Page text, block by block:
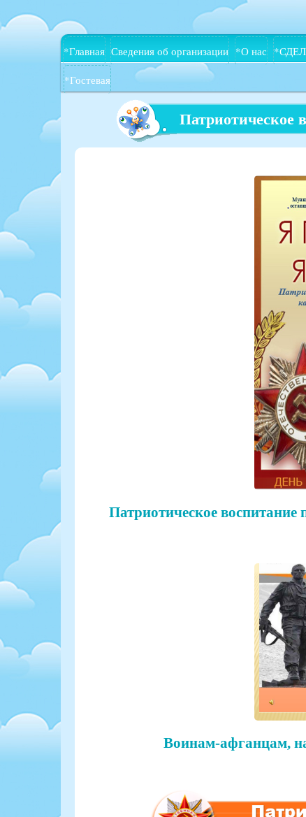
*Главная Сведения об организации *О нас
*Гостевая
Патриотическое
Патриотическое воспитание
Воинам-афганцам,